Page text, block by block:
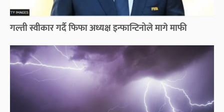
गल्ती स्वीकार गर्दै फिफा अध्यक्ष इन्फान्टिनोले मागे माफी